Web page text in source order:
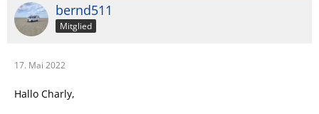
bernd511
Mitglied
17. Mai 2022
Hallo Charly,